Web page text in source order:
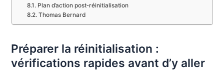
Plan d’action post‑réinitialisation
Thomas Bernard
Préparer la réinitialisation :
vérifications rapides avant d’y aller